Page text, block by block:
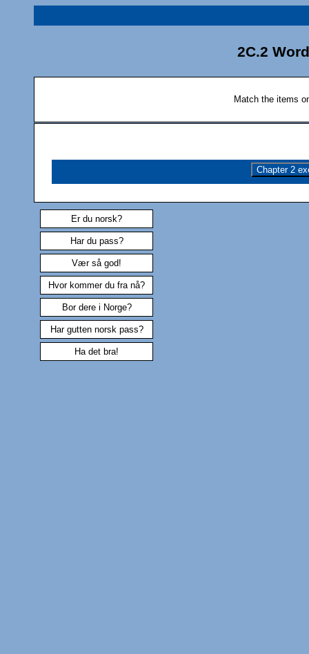
2C.2
Match the items
Er du norsk?
Har du pass?
Vær så god!
Hvor kommer du fra nå?
Bor dere i Norge?
Har gutten norsk pass?
Ha det bra!
Chapter 2